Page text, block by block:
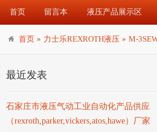
首页 留言本 液压产品展示区
首页 » 力士乐REXROTH液压 » M-
最近发表
石家庄市液压气动工业自动化产品供应
（rexroth,parker,vickers,atos,hawe）厂家